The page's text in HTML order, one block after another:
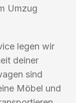
Umzug
legen wir
deiner
sind
Möbel und